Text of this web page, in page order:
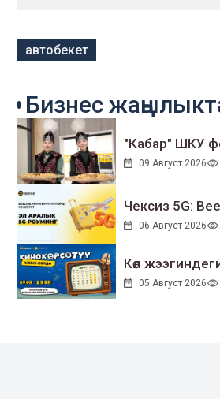
автобекет
Бизнес
"Кабар" ШКУ
09 Август 2026
Чексиз 5G:
06 Август 2026
Көл
05 Август 2026